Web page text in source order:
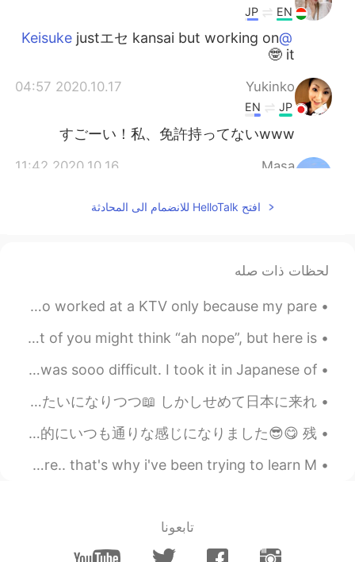
EN
JP
@Keisuke
justエセ kansai but working on
it 🤓
Yukinko
2020.10.17 04:57
JP
EN
すごーい！私、免許持ってないwww
Masa
2020.10.16 11:42
Congrats!
JP
JP
EN
Your Japanese sounds like real Kansaijin...
congratulations😁
mei
2020.10.16 10:34
افتح HelloTalk للانضمام الى المحادثة
لحظات ذات صله
I grew up around poverty and hell. I was raised by women who worked at a KTV only because my pare...
How many of you are familiar with the word 五衣唐衣裳? Most of you might think “ah nope”, but here is ...
I got my dirving license today yey!!! Bruh, the exam was sooo difficult. I took it in Japanese of...
コロナの間に大学院を始めて、予約制の図書館以外はキャンパスが出入り禁止な状況の中、修論を書くのってホンマにやる気でない😵 アパートの中、図書館が爆発したみたいになりつつ📖 しかしせめて日本に来れ...
億年ぶりに京都でガッツリ観光できた〜 沖縄から友達が試験を受けるついでに来て、京都をハンガリー人が日本人に案内するというおかしな、だがしかしもう割と個人的にいつも通りな感じになりました😎😋 残...
i wish China and the US could understand each other more.. that's why i've been trying to learn M...
تابعونا